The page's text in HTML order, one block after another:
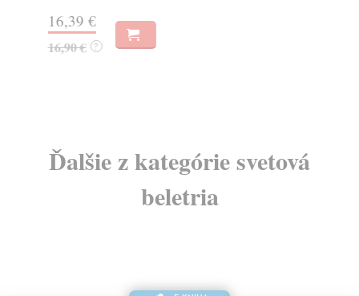
16,39 €
16,90 € ?
Ďalšie z kategórie svetová
beletria